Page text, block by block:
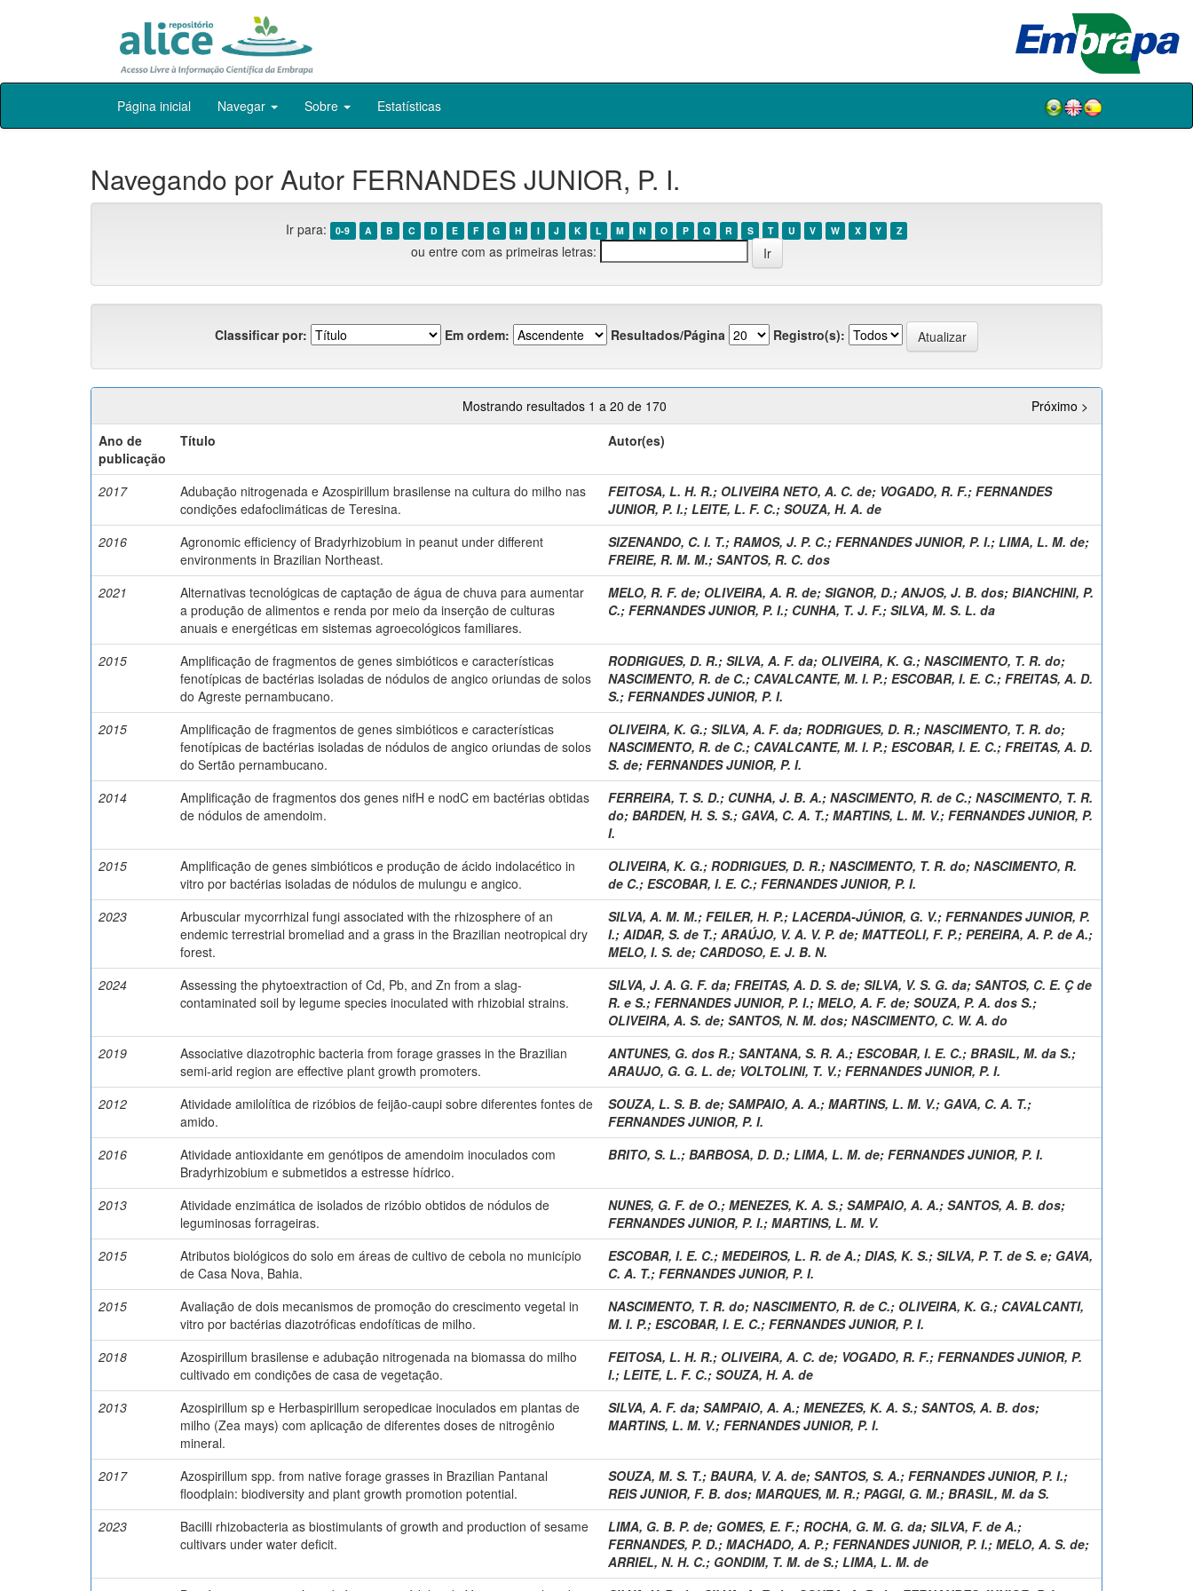
Skip
Página inicial Navegar Sobre Estatísticas
Navegando por Autor FERNANDES JUNIOR, P. I.
Ir para: 0-9 A B C D E F G H I J K L M N O P Q R S T U V W X Y Z
ou entre com as primeiras letras:
Classificar por: Em ordem: Resultados/Página Registro(s):
Mostrando resultados 1 a 20 de 170
Próximo >
Ano de
publicação
Título Autor(es)
2017
Adubação nitrogenada e Azospirillum brasilense na cultura do milho nas
condições edafoclimáticas de Teresina.
FEITOSA, L. H. R.; OLIVEIRA NETO, A. C. de; VOGADO, R. F.; FERNANDES
JUNIOR, P. I.; LEITE, L. F. C.; SOUZA, H. A. de
2016
Agronomic efficiency of Bradyrhizobium in peanut under different
environments in Brazilian Northeast.
SIZENANDO, C. I. T.; RAMOS, J. P. C.; FERNANDES JUNIOR, P. I.; LIMA, L. M. de;
FREIRE, R. M. M.; SANTOS, R. C. dos
2021
Alternativas tecnológicas de captação de água de chuva para aumentar
a produção de alimentos e renda por meio da inserção de culturas
anuais e energéticas em sistemas agroecológicos familiares.
MELO, R. F. de; OLIVEIRA, A. R. de; SIGNOR, D.; ANJOS, J. B. dos; BIANCHINI, P.
C.; FERNANDES JUNIOR, P. I.; CUNHA, T. J. F.; SILVA, M. S. L. da
2015
Amplificação de fragmentos de genes simbióticos e características
fenotípicas de bactérias isoladas de nódulos de angico oriundas de solos
do Agreste pernambucano.
RODRIGUES, D. R.; SILVA, A. F. da; OLIVEIRA, K. G.; NASCIMENTO, T. R. do;
NASCIMENTO, R. de C.; CAVALCANTE, M. I. P.; ESCOBAR, I. E. C.; FREITAS, A. D.
S.; FERNANDES JUNIOR, P. I.
2015
Amplificação de fragmentos de genes simbióticos e características
fenotípicas de bactérias isoladas de nódulos de angico oriundas de solos
do Sertão pernambucano.
OLIVEIRA, K. G.; SILVA, A. F. da; RODRIGUES, D. R.; NASCIMENTO, T. R. do;
NASCIMENTO, R. de C.; CAVALCANTE, M. I. P.; ESCOBAR, I. E. C.; FREITAS, A. D.
S. de; FERNANDES JUNIOR, P. I.
2014
Amplificação de fragmentos dos genes nifH e nodC em bactérias obtidas
de nódulos de amendoim.
FERREIRA, T. S. D.; CUNHA, J. B. A.; NASCIMENTO, R. de C.; NASCIMENTO, T. R.
do; BARDEN, H. S. S.; GAVA, C. A. T.; MARTINS, L. M. V.; FERNANDES JUNIOR, P.
I.
2015
Amplificação de genes simbióticos e produção de ácido indolacético in
vitro por bactérias isoladas de nódulos de mulungu e angico.
OLIVEIRA, K. G.; RODRIGUES, D. R.; NASCIMENTO, T. R. do; NASCIMENTO, R.
de C.; ESCOBAR, I. E. C.; FERNANDES JUNIOR, P. I.
2023
Arbuscular mycorrhizal fungi associated with the rhizosphere of an
endemic terrestrial bromeliad and a grass in the Brazilian neotropical dry
forest.
SILVA, A. M. M.; FEILER, H. P.; LACERDA-JÚNIOR, G. V.; FERNANDES JUNIOR, P.
I.; AIDAR, S. de T.; ARAÚJO, V. A. V. P. de; MATTEOLI, F. P.; PEREIRA, A. P. de A.;
MELO, I. S. de; CARDOSO, E. J. B. N.
2024
Assessing the phytoextraction of Cd, Pb, and Zn from a slag-
contaminated soil by legume species inoculated with rhizobial strains.
SILVA, J. A. G. F. da; FREITAS, A. D. S. de; SILVA, V. S. G. da; SANTOS, C. E. Ç de
R. e S.; FERNANDES JUNIOR, P. I.; MELO, A. F. de; SOUZA, P. A. dos S.;
OLIVEIRA, A. S. de; SANTOS, N. M. dos; NASCIMENTO, C. W. A. do
2019
Associative diazotrophic bacteria from forage grasses in the Brazilian
semi-arid region are effective plant growth promoters.
ANTUNES, G. dos R.; SANTANA, S. R. A.; ESCOBAR, I. E. C.; BRASIL, M. da S.;
ARAUJO, G. G. L. de; VOLTOLINI, T. V.; FERNANDES JUNIOR, P. I.
2012
Atividade amilolítica de rizóbios de feijão-caupi sobre diferentes fontes de
amido.
SOUZA, L. S. B. de; SAMPAIO, A. A.; MARTINS, L. M. V.; GAVA, C. A. T.;
FERNANDES JUNIOR, P. I.
2016
Atividade antioxidante em genótipos de amendoim inoculados com
Bradyrhizobium e submetidos a estresse hídrico.
BRITO, S. L.; BARBOSA, D. D.; LIMA, L. M. de; FERNANDES JUNIOR, P. I.
2013
Atividade enzimática de isolados de rizóbio obtidos de nódulos de
leguminosas forrageiras.
NUNES, G. F. de O.; MENEZES, K. A. S.; SAMPAIO, A. A.; SANTOS, A. B. dos;
FERNANDES JUNIOR, P. I.; MARTINS, L. M. V.
2015
Atributos biológicos do solo em áreas de cultivo de cebola no município
de Casa Nova, Bahia.
ESCOBAR, I. E. C.; MEDEIROS, L. R. de A.; DIAS, K. S.; SILVA, P. T. de S. e; GAVA,
C. A. T.; FERNANDES JUNIOR, P. I.
2015
Avaliação de dois mecanismos de promoção do crescimento vegetal in
vitro por bactérias diazotróficas endofíticas de milho.
NASCIMENTO, T. R. do; NASCIMENTO, R. de C.; OLIVEIRA, K. G.; CAVALCANTI,
M. I. P.; ESCOBAR, I. E. C.; FERNANDES JUNIOR, P. I.
2018
Azospirillum brasilense e adubação nitrogenada na biomassa do milho
cultivado em condições de casa de vegetação.
FEITOSA, L. H. R.; OLIVEIRA, A. C. de; VOGADO, R. F.; FERNANDES JUNIOR, P.
I.; LEITE, L. F. C.; SOUZA, H. A. de
2013
Azospirillum sp e Herbaspirillum seropedicae inoculados em plantas de
milho (Zea mays) com aplicação de diferentes doses de nitrogênio
mineral.
SILVA, A. F. da; SAMPAIO, A. A.; MENEZES, K. A. S.; SANTOS, A. B. dos;
MARTINS, L. M. V.; FERNANDES JUNIOR, P. I.
2017
Azospirillum spp. from native forage grasses in Brazilian Pantanal
floodplain: biodiversity and plant growth promotion potential.
SOUZA, M. S. T.; BAURA, V. A. de; SANTOS, S. A.; FERNANDES JUNIOR, P. I.;
REIS JUNIOR, F. B. dos; MARQUES, M. R.; PAGGI, G. M.; BRASIL, M. da S.
2023
Bacilli rhizobacteria as biostimulants of growth and production of sesame
cultivars under water deficit.
LIMA, G. B. P. de; GOMES, E. F.; ROCHA, G. M. G. da; SILVA, F. de A.;
FERNANDES, P. D.; MACHADO, A. P.; FERNANDES JUNIOR, P. I.; MELO, A. S. de;
ARRIEL, N. H. C.; GONDIM, T. M. de S.; LIMA, L. M. de